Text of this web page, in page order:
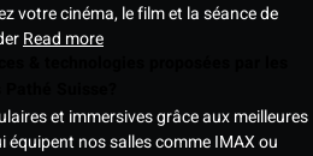
votre cinéma, le film et la séance de
Read more
et immersives grâce aux meilleures
nos salles comme IMAX ou